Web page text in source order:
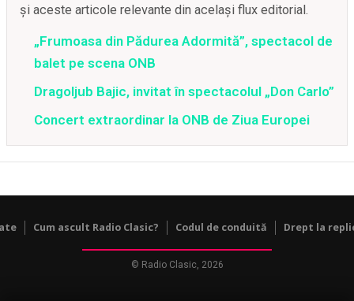
și aceste articole relevante din același flux editorial.
„Frumoasa din Pădurea Adormită”, spectacol de
balet pe scena ONB
Dragoljub Bajic, invitat în spectacolul „Don Carlo”
Concert extraordinar la ONB de Ziua Europei
Cum ascult Radio Clasic? Codul de conduită Drept la
© Radio Clasic, 2026